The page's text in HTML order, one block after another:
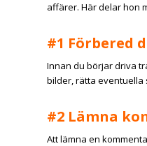
affärer. Här delar hon
#1 Förbered
Innan du börjar driva
bilder, rätta eventuella
#2 Lämna
Att lämna en